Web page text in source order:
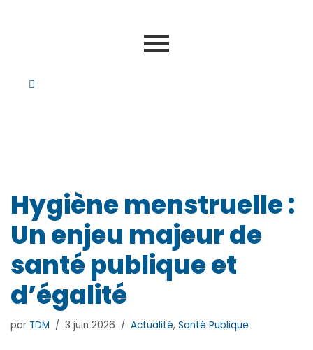
Hygiène menstruelle :
Un enjeu majeur de
santé publique et
d’égalité
par TDM 3 juin 2026 Actualité, Santé Publique